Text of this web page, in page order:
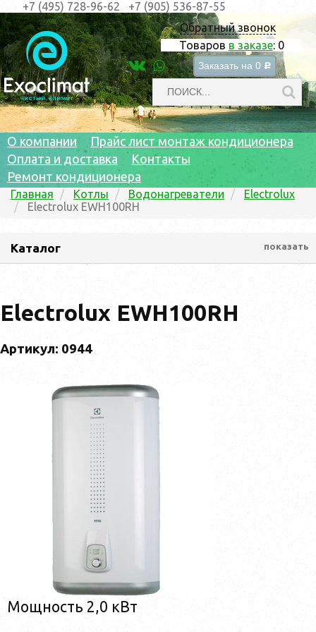
Обратный звонок
Товаров в заказе: 0
Заказать на 0 c
+7 (495) 728-96-62 +7 (905) 536-87-55
О компании
Прайс лист монтаж кондиционера
Оплата и доставка
Контакты
Ремонт кондиционера
Главная Котлы Водонагреватели
Electrolux
Electrolux EWH100RH
Каталог показать
Electrolux EWH100RH
Артикул: 0944
Мощность 2,0 кВт